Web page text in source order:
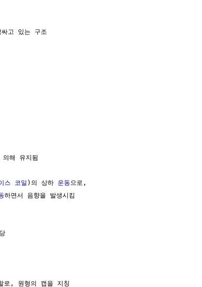
고 있는 구조
의해 유지됨
스 코일 )의 상하 운동 으로,
하면서 음향을 발생시킴